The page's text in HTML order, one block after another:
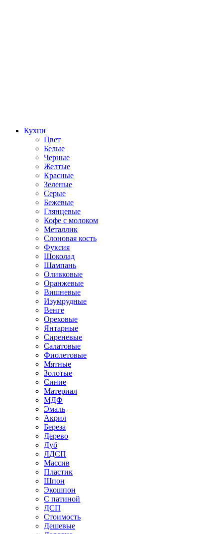
Кухни
Цвет
Белые
Черные
Желтые
Красные
Зеленые
Серые
Бежевые
Глянцевые
Кофе с молоком
Металлик
Слоновая кость
Фуксия
Шоколад
Шампань
Оливковые
Оранжевые
Вишневые
Изумрудные
Венге
Ореховые
Янтарные
Сиреневые
Салатовые
Фиолетовые
Мятные
Золотые
Синие
Материал
МДФ
Эмаль
Акрил
Береза
Дерево
Дуб
ЛДСП
Массив
Пластик
Шпон
Экошпон
С патиной
ДСП
Стоимость
Дешевые